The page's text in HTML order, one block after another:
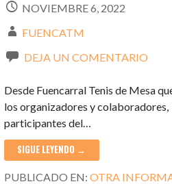
NOVIEMBRE 6, 2022
FUENCATM
DEJA UN COMENTARIO
Desde Fuencarral Tenis de Mesa
los organizadores y colaboradores,
participantes del…
SIGUE LEYENDO →
PUBLICADO EN:OTRA